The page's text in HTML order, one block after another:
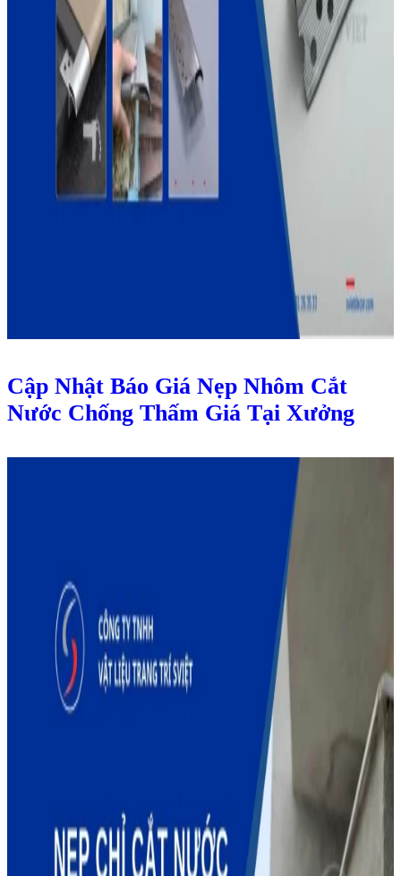
Cập Nhật Báo Giá Nẹp Nhôm Cắt
Nước Chống Thấm Giá Tại Xưởng